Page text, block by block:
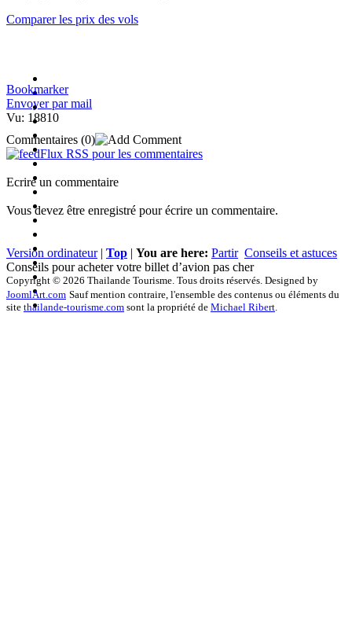
Comparer les prix des vols
Bookmarker
Envoyer par mail
Vu: 18810
Commentaires (0)
Flux RSS pour les commentaires
Ecrire un commentaire
Vous devez être enregistré pour écrire un commentaire.
Version ordinateur| Top | You are here: Partir Conseils et astuces
Conseils pour acheter votre billet d’avion pas cher
Copyright © 2026 Thailande Tourisme. Tous droits réservés. Designed by
JoomlArt.com Sauf mention contraire, l'ensemble des contenus ou éléments du
site thailande-tourisme.com sont la propriété de Michael Ribert